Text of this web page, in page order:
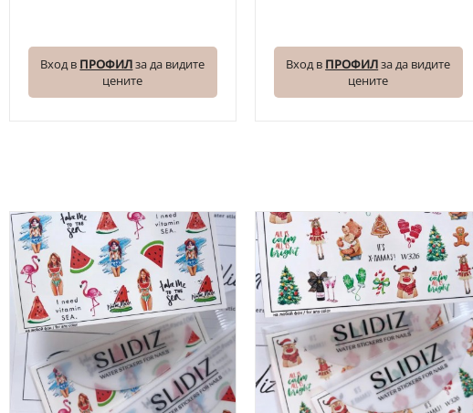
Вход в ПРОФИЛза да видите
цените
Вход в ПРОФИЛза да видите
цените